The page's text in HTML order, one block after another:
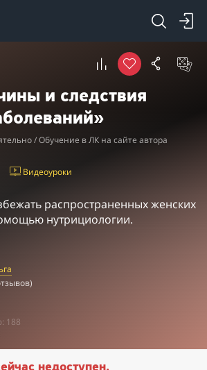
и следствия
/ Обучение в ЛК на сайте автора
Видеоуроки
распространенных женских
нутрициологии.
188